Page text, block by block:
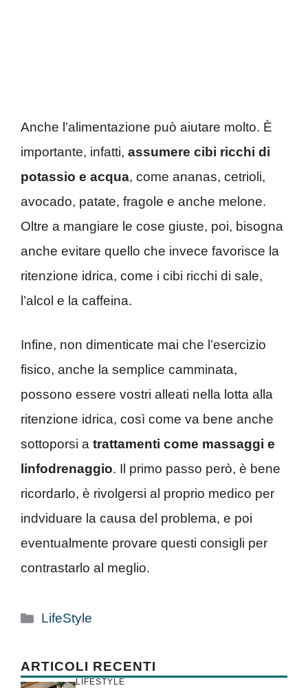
Anche l’alimentazione può aiutare molto. È
importante, infatti, assumere cibi ricchi di
potassio e acqua, come ananas, cetrioli,
avocado, patate, fragole e anche melone.
Oltre a mangiare le cose giuste, poi, bisogna
anche evitare quello che invece favorisce la
ritenzione idrica, come i cibi ricchi di sale,
l’alcol e la caffeina.
Infine, non dimenticate mai che l’esercizio
fisico, anche la semplice camminata,
possono essere vostri alleati nella lotta alla
ritenzione idrica, così come va bene anche
sottoporsi a trattamenti come massaggi e
linfodrenaggio. Il primo passo però, è bene
ricordarlo, è rivolgersi al proprio medico per
indviduare la causa del problema, e poi
eventualmente provare questi consigli per
contrastarlo al meglio.
Categorie
LifeStyle
ARTICOLI RECENTI
LIFESTYLE